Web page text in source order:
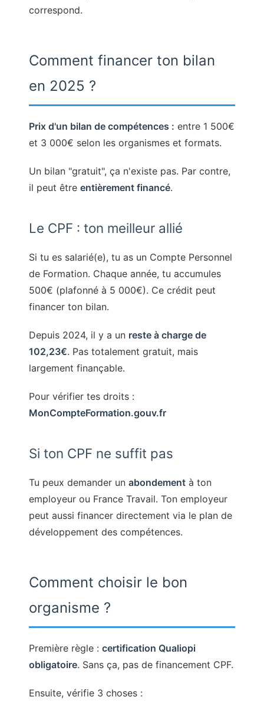
correspond.
Comment financer ton bilan
en 2025 ?
Prix d'un bilan de compétences : entre 1 500€
et 3 000€ selon les organismes et formats.
Un bilan "gratuit", ça n'existe pas. Par contre,
il peut être entièrement financé.
Le CPF : ton meilleur allié
Si tu es salarié(e), tu as un Compte Personnel
de Formation. Chaque année, tu accumules
500€ (plafonné à 5 000€). Ce crédit peut
financer ton bilan.
Depuis 2024, il y a un reste à charge de
102,23€. Pas totalement gratuit, mais
largement finançable.
Pour vérifier tes droits :
MonCompteFormation.gouv.fr
Si ton CPF ne suffit pas
Tu peux demander un abondementà ton
employeur ou France Travail. Ton employeur
peut aussi financer directement via le plan de
développement des compétences.
Comment choisir le bon
organisme ?
Première règle : certification Qualiopi
obligatoire. Sans ça, pas de financement CPF.
Ensuite, vérifie 3 choses :